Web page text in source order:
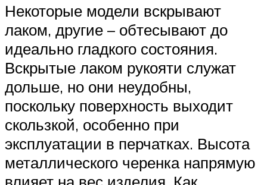
Некоторые модели вскрывают
лаком, другие – обтесывают до
идеально гладкого состояния.
Вскрытые лаком рукояти служат
дольше, но они неудобны,
поскольку поверхность выходит
скользкой, особенно при
эксплуатации в перчатках. Высота
металлического черенка напрямую
влияет на вес изделия. Как